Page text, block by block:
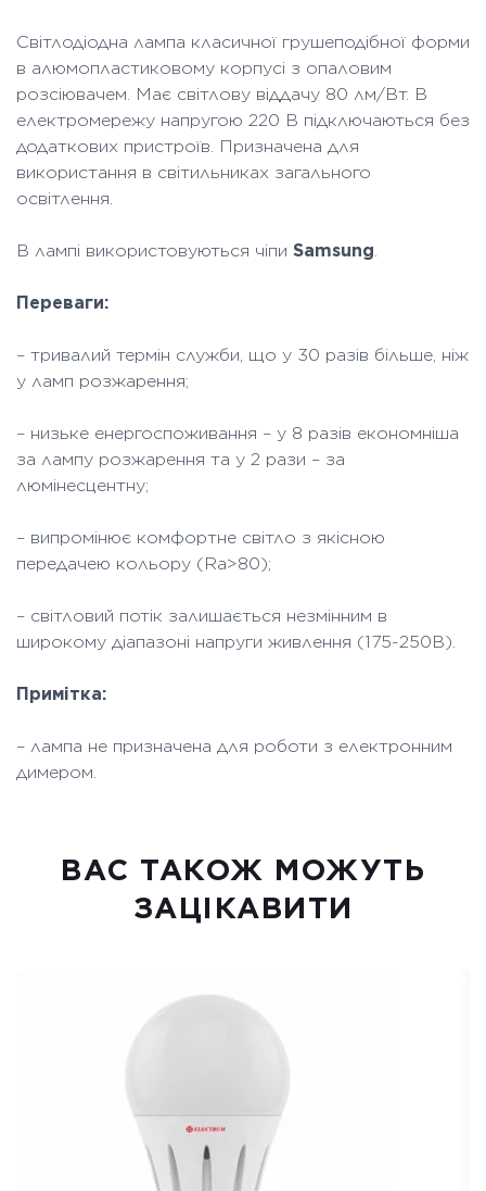
Світлодіодна лампа класичної грушеподібної форми
в алюмопластиковому корпусі з опаловим
розсіювачем. Має світлову віддачу 80 лм/Вт. В
електромережу напругою 220 В підключаються без
додаткових пристроїв. Призначена для
використання в світильниках загального
освітлення.
В лампі використовуються чіпи Samsung
Переваги:
– тривалий термін служби, що у 30 разів більше, ніж
у ламп розжарення;
– низьке енергоспоживання – у 8 разів економніша
за лампу розжарення та у 2 рази – за
люмінесцентну;
– випромінює комфортне світло з якісною
передачею кольору (Ra>80);
– світловий потік залишається незмінним в
широкому діапазоні напруги живлення (175-250В).
Примітка:
– лампа не призначена для роботи з електронним
димером.
ВАC ТАКОЖ МОЖУТЬ
ЗАЦІКАВИТИ